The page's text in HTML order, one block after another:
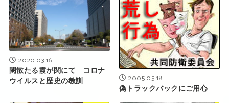
2020.03.16
閑散たる霞が関にて コロナ
ウイルスと歴史の教訓
2005.05.18
偽トラックバックにご用心